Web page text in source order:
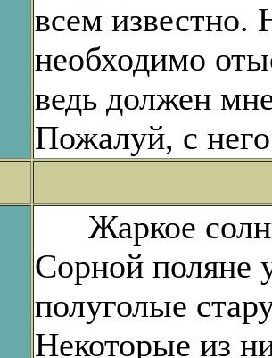
всем известно.
необходимо
ведь должен
Пожалуй, с
Жаркое
Сорной поляне
полуголые
Некоторые из